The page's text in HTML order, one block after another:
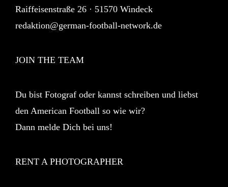
Raiffeisenstraße 26 · 51570 Windeck
redaktion@german-football-network.de
JOIN THE TEAM
Du bist Fotograf oder kannst schreiben und liebst
den American Football so wie wir?
Dann melde Dich bei uns!
RENT A PHOTOGRAPHER